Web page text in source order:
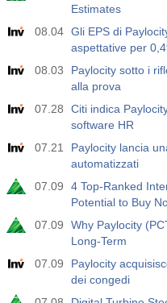
Estimates
08.04 Gli EPS di
aspettative per
08.03
Paylocity sotto i
alla prova
07.28
Citi indica
software HR
07.21
Paylocity lancia
automatizzati
07.09
4 Top-Ranked
Potential to Buy
07.09
Why Paylocity
Long-Term
07.09
Paylocity
dei congedi